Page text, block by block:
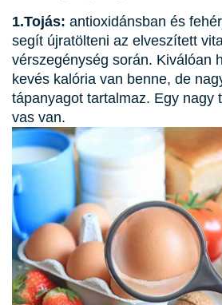
1.Tojás: antioxidánsban és
segít újratölteni az elveszített
vérszegénység során. Kiválóan
kevés kalória van benne, de
tápanyagot tartalmaz. Egy nagy
vas van.